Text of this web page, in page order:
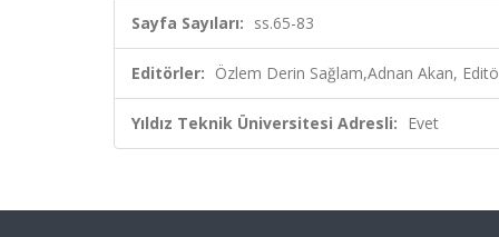
Sayfa Sayıları: ss.65-83
Editörler: Özlem Derin Sağlam,Adnan Akan,
Yıldız Teknik Üniversitesi Adresli: Evet